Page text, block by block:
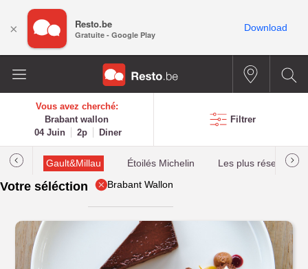
Vous avez cherché:
Brabant wallon
04 Juin
2p Diner
Filtrer
Gault&Millau Étoilés Michelin Les plus réservés
Votre séléction Brabant Wallon
× Resto.be
Gratuite - Google Play
Download